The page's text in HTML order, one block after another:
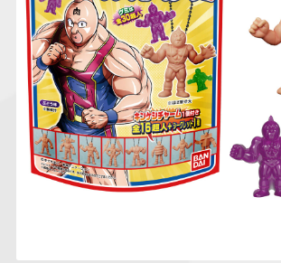
仮面ライダーシリー
ズ
ガンダムシリーズ
キャラパキ
にふぉるめーしょん
＆スクエアシール